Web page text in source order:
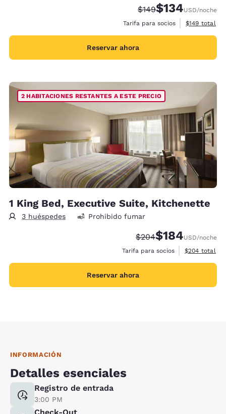
Precio tachado:
$149Precio con
$134USD/noche
Tarifa para socios
Ver detalles
$149 total
Reservar ahora
2 HABITACIONES RESTANTES A ESTE PRECIO
1 King Bed, Executive Suite, Kitchenette
3 huéspedes Prohibido fumar
Precio tachado:
$204Precio con
$184USD/noche
Tarifa para socios
Ver detalles
$204 total
Reservar ahora
INFORMACIÓN
Detalles esenciales
Registro de entrada
3:00 PM